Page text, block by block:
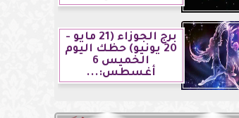
برج الجوزاء (21 مايو -
20 يونيو) حظك اليوم
الخميس 6
أغسطس:...